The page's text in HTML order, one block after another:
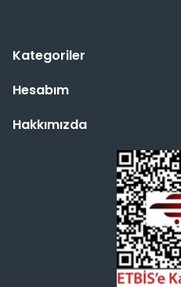
Kategoriler
Hesabım
Hakkımızda